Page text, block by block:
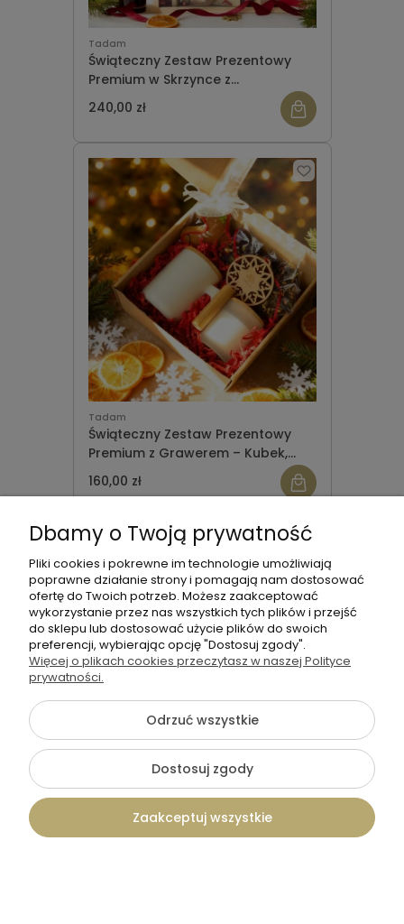
Tadam
Świąteczny Zestaw Prezentowy
Premium w Skrzynce z
Personalizacją – Miody,
Ładowarka, Butelka, Bombka,
240,00 zł
Tadam
Świąteczny Zestaw Prezentowy
Premium z Grawerem – Kubek,
Świeca, Herbaty, Bombka i Piernik
ZESTAW 2
160,00 zł
Tadam
Świąteczny Zestaw Prezentowy z
Kuflem i Miodami – Herbata,
Dbamy o Twoją prywatność
Pliki cookies i pokrewne im technologie umożliwiają
poprawne działanie strony i pomagają nam dostosować
ofertę do Twoich potrzeb. Możesz zaakceptować
wykorzystanie przez nas wszystkich tych plików i przejść
do sklepu lub dostosować użycie plików do swoich
preferencji, wybierając opcję "Dostosuj zgody".
Więcej o plikach cookies przeczytasz w naszej Polityce
prywatności.
Odrzuć wszystkie
Dostosuj zgody
Zaakceptuj wszystkie